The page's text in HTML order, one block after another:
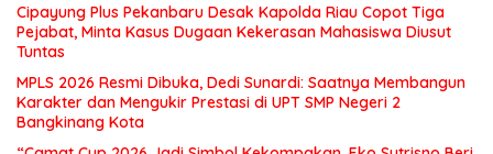
Cipayung Plus Pekanbaru Desak Kapolda Riau Copot Tiga
Pejabat, Minta Kasus Dugaan Kekerasan Mahasiswa Diusut
Tuntas
MPLS 2026 Resmi Dibuka, Dedi Sunardi: Saatnya Membangun
Karakter dan Mengukir Prestasi di UPT SMP Negeri 2
Bangkinang Kota